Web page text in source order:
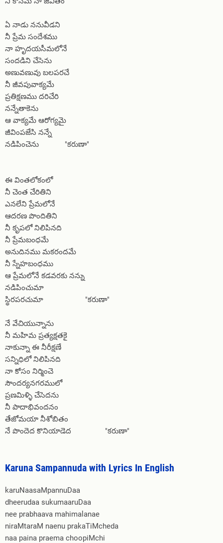
ఏ నాడు ననువీడని
నీ ప్రేమ సందేశము
నా హృదయసీమలోనే
సందడిని చేసెను
అణువణువు బలపరచే
నీ జీవపువాక్యమే
ప్రతిక్షణము దరిచేరి
నన్నేతాకెను
ఆ వాక్యమే ఆరోగ్యమై
జీవింపజేసి నన్నే
నడిపించెను "కరుణా"
ఈ వింతలోకంలో
నీ చెంత చేరితిని
ఎనలేని ప్రేమలోనే
ఆదరణ పొందితిని
నీ కృపలో నిలిపినది
నీ ప్రేమబంధమే
అనుదినము మకరందమే
నీ స్నేహబంధము
ఆ ప్రేమలోనే కడవరకు నన్ను
నడిపించుమా
స్థిరపరచుమా "కరుణా"
నే వేచియున్నాను
నీ మహిమ ప్రత్యక్షతకై
నాకున్నా ఈ నీరీక్షణే
సన్నిధిలో నిలిపినది
నా కోసం నిర్మించె
సౌందర్యనగరములో
ప్రణమిళ్ళి చేసెదను
నీ పాదాభివందనం
తేజోమయా నీశోబితం
నే పొందెద కొనియాడెద "కరుణా"
Karuna Sampannuda with Lyrics In English
karuNaasaMpannuDaa
dheerudaa sukumaaruDaa
nee prabhaava mahimalanae
niraMtaraM naenu prakaTiMcheda
naa paina praema choopiMchi